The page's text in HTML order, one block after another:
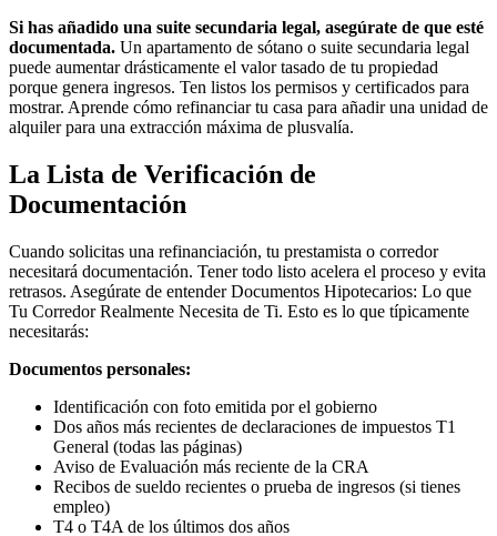
Si has añadido una suite secundaria legal, asegúrate de que esté
documentada. Un apartamento de sótano o suite secundaria legal
puede aumentar drásticamente el valor tasado de tu propiedad
porque genera ingresos. Ten listos los permisos y certificados para
mostrar. Aprende cómo refinanciar tu casa para añadir una unidad de
alquiler para una extracción máxima de plusvalía.
La Lista de Verificación de
Documentación
Cuando solicitas una refinanciación, tu prestamista o corredor
necesitará documentación. Tener todo listo acelera el proceso y evita
retrasos. Asegúrate de entender Documentos Hipotecarios: Lo que
Tu Corredor Realmente Necesita de Ti. Esto es lo que típicamente
necesitarás:
Documentos personales:
Identificación con foto emitida por el gobierno
Dos años más recientes de declaraciones de impuestos T1
General (todas las páginas)
Aviso de Evaluación más reciente de la CRA
Recibos de sueldo recientes o prueba de ingresos (si tienes
empleo)
T4 o T4A de los últimos dos años